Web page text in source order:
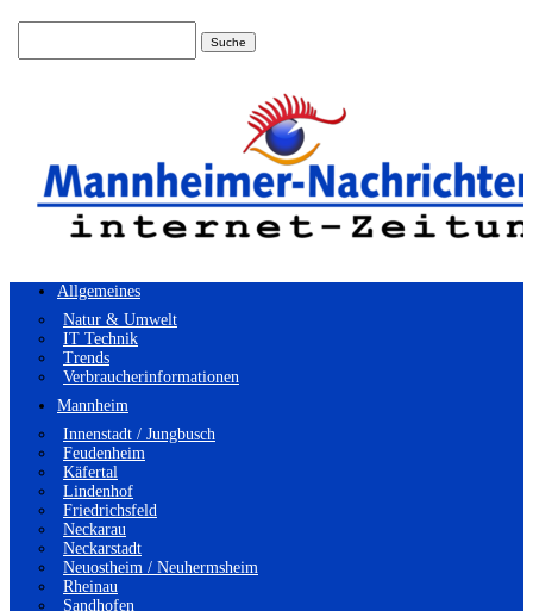
Allgemeines
Natur & Umwelt
IT Technik
Trends
Verbraucherinformationen
Mannheim
Innenstadt / Jungbusch
Feudenheim
Käfertal
Lindenhof
Friedrichsfeld
Neckarau
Neckarstadt
Neuostheim / Neuhermsheim
Rheinau
Sandhofen